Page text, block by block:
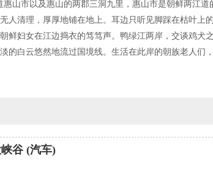
山市以及惠山的两郡三洞九里，惠山市是朝鲜两江
人清理，厚厚地铺在地上。耳边只听见脚踩在枯叶上
鲜妇女在江边捣衣的笃笃声。鸭绿江两岸，交谈鸡犬
的白云悠然地流过国境线。生活在此岸的朝族老人们
谷 (汽车)